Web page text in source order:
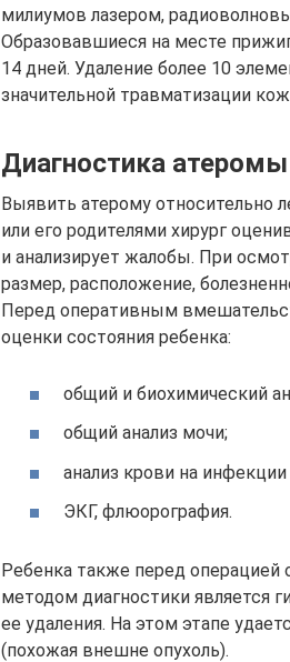
милиумов лазером,
Образовавшиеся на месте
14 дней. Удаление более 10
значительной травматизации
Диагностика атеромы
Выявить атерому относительно
или его родителями хирург
и анализирует жалобы. При
размер, расположение,
Перед оперативным
оценки состояния ребенка:
общий и биохимический
общий анализ мочи;
анализ крови на
ЭКГ, флюорография.
Ребенка также перед операцией
методом диагностики является
ее удаления. На этом этапе
(похожая внешне опухоль).